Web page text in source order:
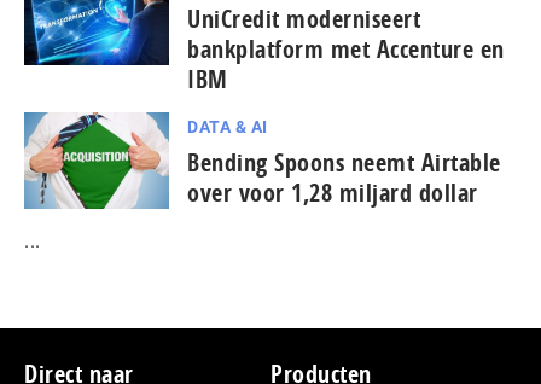
UniCredit moderniseert
bankplatform met Accenture en
IBM
DATA & AI
Bending Spoons neemt Airtable
over voor 1,28 miljard dollar
...
Footer
Direct naar Producten